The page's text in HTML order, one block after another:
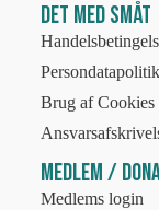
Det med småt
Persondatapolitik
Brug af Cookies
Medlem /
Medlems login